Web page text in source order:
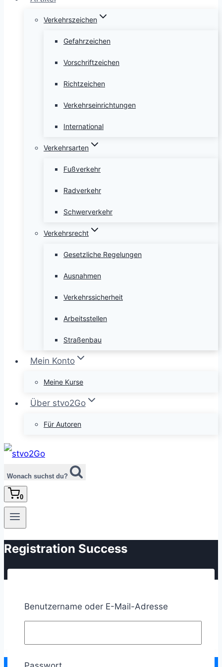
Verkehrszeichen
Gefahrzeichen
Vorschriftzeichen
Richtzeichen
Verkehrseinrichtungen
International
Verkehrsarten
Fußverkehr
Radverkehr
Schwerverkehr
Verkehrsrecht
Gesetzliche Regelungen
Ausnahmen
Verkehrssicherheit
Arbeitsstellen
Straßenbau
Mein Konto
Meine Kurse
Über stvo2Go
Für Autoren
Wonach suchst du?
0
Registration Success
Benutzername oder E-Mail-Adresse